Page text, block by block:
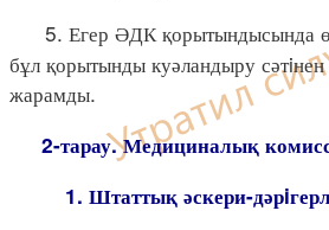
5. Егер ӘДК қорытындысында
бұл қорытынды куәландыру
жарамды.
2-тарау. Медициналық
1. Штаттық әскери-